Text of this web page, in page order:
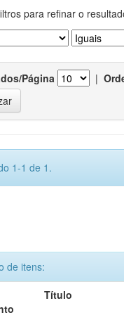
para refinar o
Página |
1-1 de 1.
de itens:
Título